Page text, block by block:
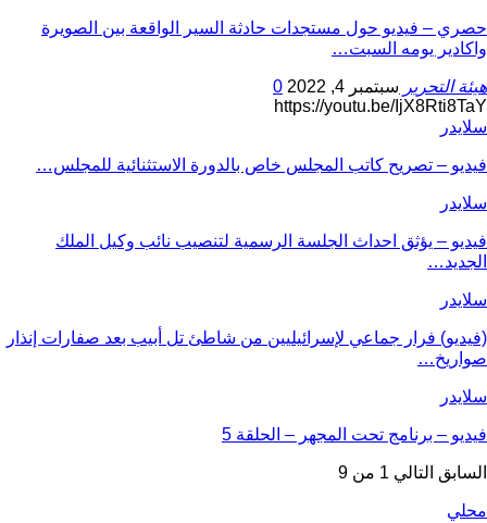
حصري – فيديو حول مستجدات حادثة السير الواقعة بين الصويرة
واكادير يومه السبت…
هيئة التحرير سبتمبر 4, 2022
0
https://youtu.be/IjX8Rti8TaY
سلايدر
فيديو – تصريح كاتب المجلس خاص بالدورة الاستثنائية للمجلس…
سلايدر
فيديو – يؤثق احداث الجلسة الرسمية لتنصيب نائب وكيل الملك
الجديد…
سلايدر
(فيديو) فرار جماعي لإسرائيليين من شاطئ تل أبيب بعد صفارات إنذار
صواريخ…
سلايدر
فيديو – برنامج تحت المجهر – الحلقة 5
السابق التالي 1 من 9
محلي